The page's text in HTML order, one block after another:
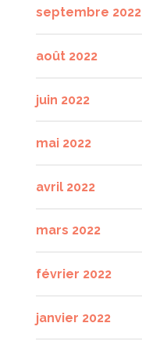
septembre 2022
août 2022
juin 2022
mai 2022
avril 2022
mars 2022
février 2022
janvier 2022